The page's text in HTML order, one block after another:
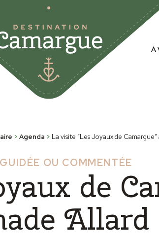
À
> Agenda > La visite “Les Joyaux de
OU COMMENTÉE
de
Allard